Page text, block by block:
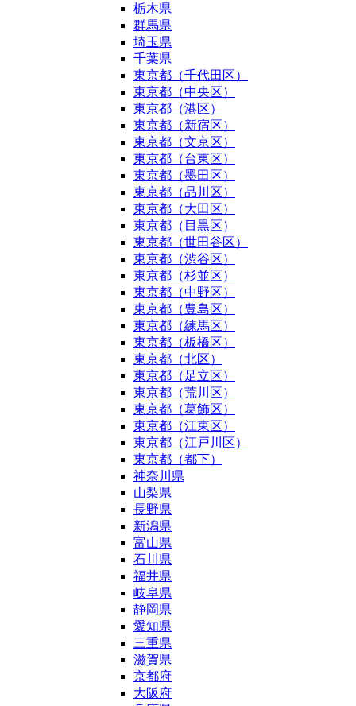
栃木県
群馬県
埼玉県
千葉県
東京都（千代田区）
東京都（中央区）
東京都（港区）
東京都（新宿区）
東京都（文京区）
東京都（台東区）
東京都（墨田区）
東京都（品川区）
東京都（大田区）
東京都（目黒区）
東京都（世田谷区）
東京都（渋谷区）
東京都（杉並区）
東京都（中野区）
東京都（豊島区）
東京都（練馬区）
東京都（板橋区）
東京都（北区）
東京都（足立区）
東京都（荒川区）
東京都（葛飾区）
東京都（江東区）
東京都（江戸川区）
東京都（都下）
神奈川県
山梨県
長野県
新潟県
富山県
石川県
福井県
岐阜県
静岡県
愛知県
三重県
滋賀県
京都府
大阪府